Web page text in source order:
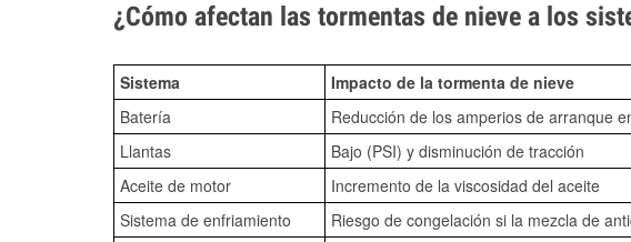
¿Cómo afectan las tormentas de nieve a los
Sistema Impacto de la tormenta de nieve
Batería
Reducción de los amperios de arranque
Llantas
Bajo (PSI) y disminución de tracción
Aceite de motor
Incremento de la viscosidad del aceite
Sistema de enfriamiento
Riesgo de congelación si la mezcla de